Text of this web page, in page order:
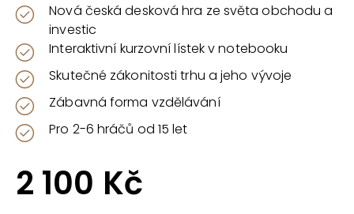
Nová česká desková hra ze světa obchodu a
investic
Interaktivní kurzovní lístek v notebooku
Skutečné zákonitosti trhu a jeho vývoje
Zábavná forma vzdělávání
Pro 2-6 hráčů od 15 let
2 100 Kč